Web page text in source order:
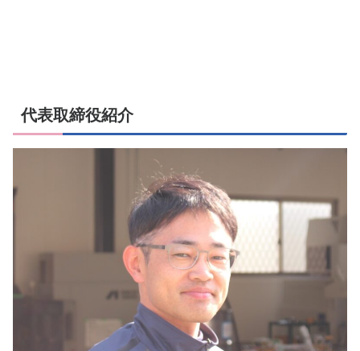
代表取締役紹介